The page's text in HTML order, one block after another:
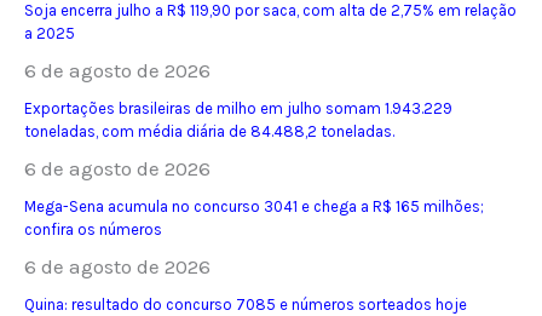
Soja encerra julho a R$ 119,90 por saca, com alta de 2,75% em relação
a 2025
6 de agosto de 2026
Exportações brasileiras de milho em julho somam 1.943.229
toneladas, com média diária de 84.488,2 toneladas.
6 de agosto de 2026
Mega-Sena acumula no concurso 3041 e chega a R$ 165 milhões;
confira os números
6 de agosto de 2026
Quina: resultado do concurso 7085 e números sorteados hoje